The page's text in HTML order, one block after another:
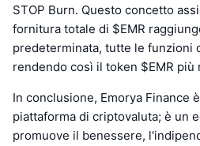
STOP Burn. Questo concetto
fornitura totale di $EMR
predeterminata, tutte le funzioni
rendendo così il token $EMR più
In conclusione, Emorya Finance
piattaforma di criptovaluta; è un
promuove il benessere,